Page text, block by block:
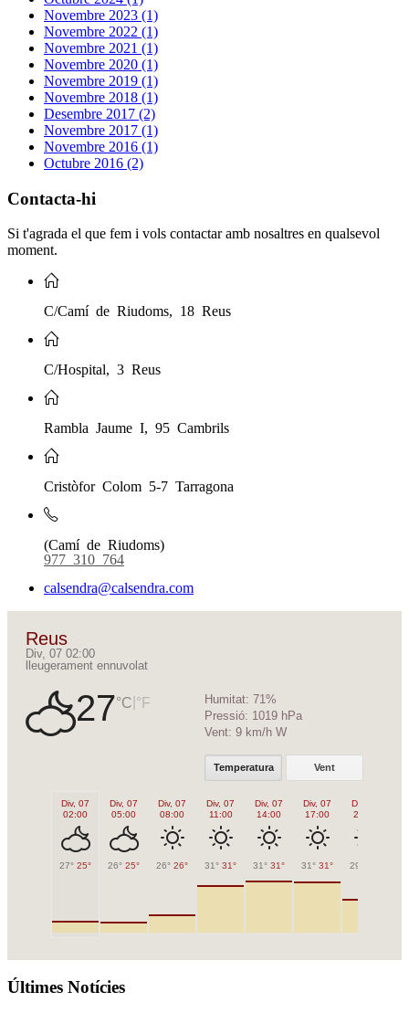
Novembre 2023 (1)
Novembre 2022 (1)
Novembre 2021 (1)
Novembre 2020 (1)
Novembre 2019 (1)
Novembre 2018 (1)
Desembre 2017 (2)
Novembre 2017 (1)
Novembre 2016 (1)
Octubre 2016 (2)
Contacta-hi
Si t'agrada el que fem i vols contactar amb nosaltres en qualsevol
moment.
C/Camí de Riudoms, 18 Reus
C/Hospital, 3 Reus
Rambla Jaume I, 95 Cambrils
Cristòfor Colom 5-7 Tarragona
(Camí de Riudoms)
977 310 764
calsendra@calsendra.com
Reus
Div, 07 02:00
lleugerament ennuvolat
27°C °F Humitat: 71%
Pressió: 1019 hPa
Vent: 9 km/h W
Temperatura Vent
Div, 07
02:00
27° 25°
Div, 07
05:00
26° 25°
Div, 07
08:00
26° 26°
Div, 07
11:00
31° 31°
Div, 07
14:00
31° 31°
Div, 07
17:00
31° 31°
Div, 07
20:00
29°
Últimes Notícies